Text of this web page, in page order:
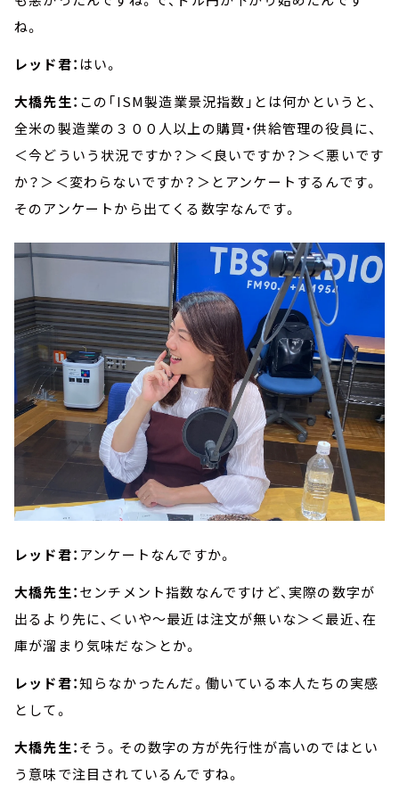
ね。
レッド君： はい。
大橋先生： この「ISM製造業景況指数」とは何かというと、
全米の製造業の３００人以上の購買・供給管理の役員に、
＜今どういう状況ですか？＞＜良いですか？＞＜悪いです
か？＞＜変わらないですか？＞とアンケートするんです。
そのアンケートから出てくる数字なんです。
レッド君： アンケートなんですか。
大橋先生：センチメント指数なんですけど、実際の数字が
出るより先に、＜いや～最近は注文が無いな＞＜最近、在
庫が溜まり気味だな＞とか。
レッド君：知らなかったんだ。働いている本人たちの実感
として。
大橋先生：そう。その数字の方が先行性が高いのではとい
う意味で注目されているんですね。